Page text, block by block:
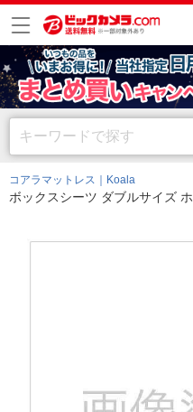
コアラマットレス｜Koala
ボックスシーツ ダブルサイズ